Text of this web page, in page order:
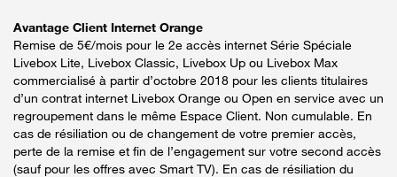
Avantage Client Internet Orange
Remise de 5€/mois pour le 2e accès internet Série Spéciale
Livebox Lite, Livebox Classic, Livebox Up ou Livebox Max
commercialisé à partir d’octobre 2018 pour les clients titulaires
d’un contrat internet Livebox Orange ou Open en service avec un
regroupement dans le même Espace Client. Non cumulable. En
cas de résiliation ou de changement de votre premier accès,
perte de la remise et fin de l’engagement sur votre second accès
(sauf pour les offres avec Smart TV). En cas de résiliation du